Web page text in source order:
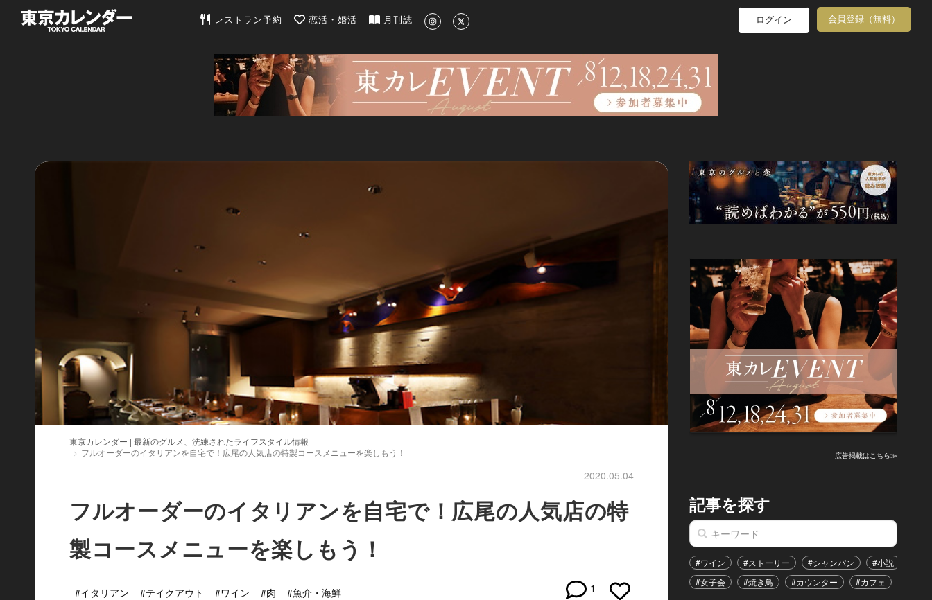
東京カレンダー | 最新のグルメ、洗練されたライフスタイル情報
レストラン予約 恋活・婚活 月刊誌 ログイン 会員登録（無料）
東京カレンダー | 最新のグルメ、洗練されたライフスタイル情報
フルオーダーのイタリアンを自宅で！広尾の人気店の特製コースメニューを楽しもう！
2020.05.04
フルオーダーのイタリアンを自宅で！広尾の人気店の特
製コースメニューを楽しもう！
#イタリアン #テイクアウト #ワイン #肉 #魚介・海鮮 1
広告掲載はこちら≫
記事を探す
#ワイン #ストーリー #シャンパン #小説
#女子会
#焼き鳥 #カウンター #カフェ